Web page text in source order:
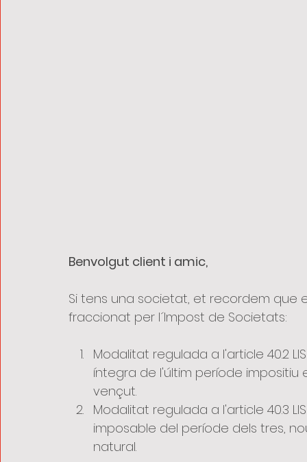
Benvolgut client i amic,
Si tens una societat, et recordem
fraccionat per l´Impost de Societats:
Modalitat regulada a l'article 40.2
íntegra de l'últim període
vençut.
Modalitat regulada a l'article 40.3
imposable del període dels tres,
natural.